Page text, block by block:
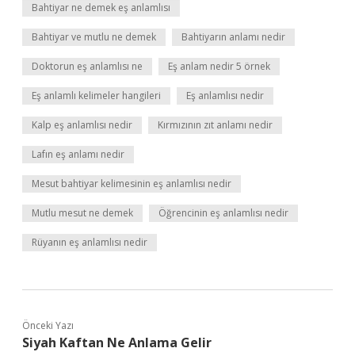
Bahtiyar ne demek eş anlamlısı
Bahtiyar ve mutlu ne demek Bahtiyarın anlamı nedir
Doktorun eş anlamlısı ne Eş anlam nedir 5 örnek
Eş anlamlı kelimeler hangileri Eş anlamlısı nedir
Kalp eş anlamlısı nedir Kırmızının zıt anlamı nedir
Lafın eş anlamı nedir
Mesut bahtiyar kelimesinin eş anlamlısı nedir
Mutlu mesut ne demek Öğrencinin eş anlamlısı nedir
Rüyanın eş anlamlısı nedir
Önceki Yazı
Siyah Kaftan Ne Anlama Gelir